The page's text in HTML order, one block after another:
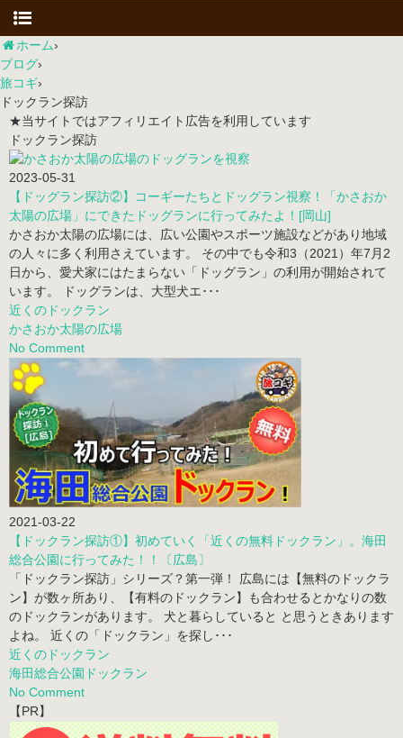
ホーム›
ブログ›
旅コギ›
ドックラン探訪
★当サイトではアフィリエイト広告を利用しています
ドックラン探訪
2023-05-31
【ドッグラン探訪②】コーギーたちとドッグラン視察！「かさおか
太陽の広場」にできたドッグランに行ってみたよ！[岡山]
かさおか太陽の広場には、広い公園やスポーツ施設などがあり地域
の人々に多く利用さえています。 その中でも令和3（2021）年7月2
日から、愛犬家にはたまらない「ドッグラン」の利用が開始されて
います。 ドッグランは、大型犬エ･･･
近くのドックラン
かさおか太陽の広場
No Comment
2021-03-22
【ドックラン探訪①】初めていく「近くの無料ドックラン」。海田
総合公園に行ってみた！！〔広島〕
「ドックラン探訪」シリーズ？第一弾！ 広島には【無料のドックラ
ン】が数ヶ所あり、【有料のドックラン】も合わせるとかなりの数
のドックランがあります。 犬と暮らしていると と思うときあります
よね。 近くの「ドックラン」を探し･･･
近くのドックラン
海田総合公園ドックラン
No Comment
【PR】